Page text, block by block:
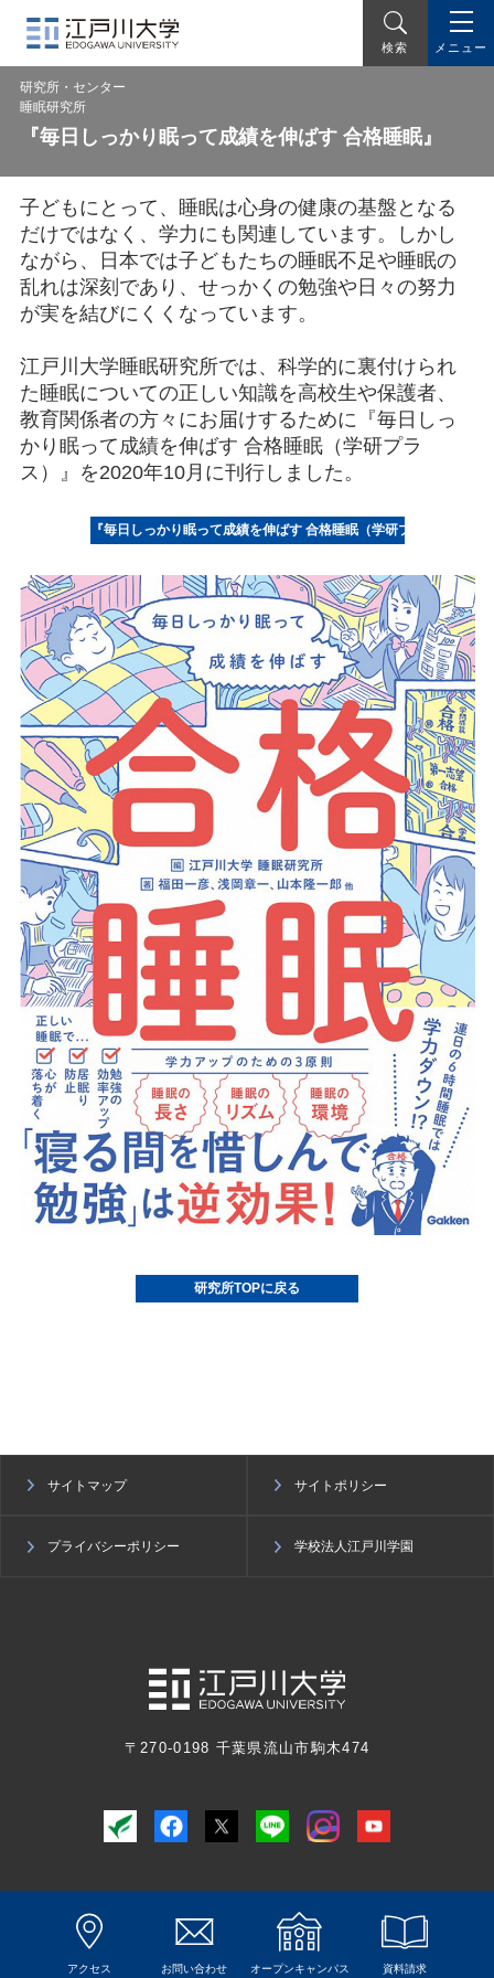
検索 メニュー
研究所・センター
睡眠研究所
『毎日しっかり眠って成績を伸ばす 合格睡眠』
子どもにとって、睡眠は心身の健康の基盤となる
だけではなく、学力にも関連しています。しかし
ながら、日本では子どもたちの睡眠不足や睡眠の
乱れは深刻であり、せっかくの勉強や日々の努力
が実を結びにくくなっています。
江戸川大学睡眠研究所では、科学的に裏付けられ
た睡眠についての正しい知識を高校生や保護者、
教育関係者の方々にお届けするために『毎日しっ
かり眠って成績を伸ばす 合格睡眠（学研プラ
ス）』を2020年10月に刊行しました。
『毎日しっかり眠って成績を伸ばす 合格睡眠（学研プラス）』ウ
研究所TOPに戻る
アクセス お問い合わせ オープンキャンパス 資料請求
サイトマップ サイトポリシー
プライバシーポリシー 学校法人江戸川学園
〒270-0198 千葉県流山市駒木474
© Edogawa University All Rights Reserved.